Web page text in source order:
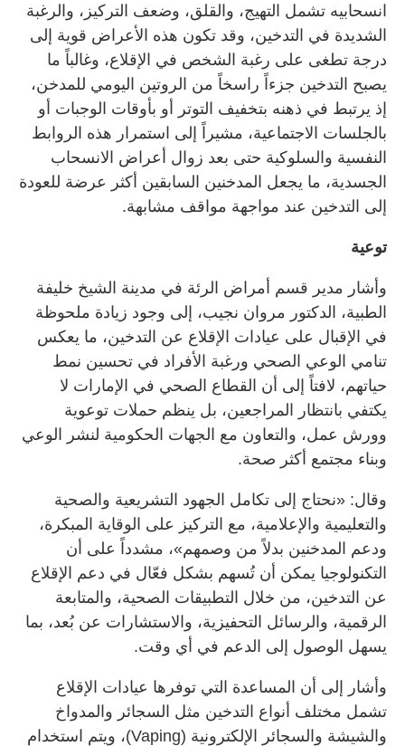
انسحابيه تشمل التهيج، والقلق، وضعف التركيز، والرغبة
الشديدة في التدخين، وقد تكون هذه الأعراض قوية إلى
درجة تطغى على رغبة الشخص في الإقلاع، وغالباً ما
يصبح التدخين جزءاً راسخاً من الروتين اليومي للمدخن،
إذ يرتبط في ذهنه بتخفيف التوتر أو بأوقات الوجبات أو
بالجلسات الاجتماعية، مشيراً إلى استمرار هذه الروابط
النفسية والسلوكية حتى بعد زوال أعراض الانسحاب
الجسدية، ما يجعل المدخنين السابقين أكثر عرضة للعودة
إلى التدخين عند مواجهة مواقف مشابهة.
توعية
وأشار مدير قسم أمراض الرئة في مدينة الشيخ خليفة
الطبية، الدكتور مروان نجيب، إلى وجود زيادة ملحوظة
في الإقبال على عيادات الإقلاع عن التدخين، ما يعكس
تنامي الوعي الصحي ورغبة الأفراد في تحسين نمط
حياتهم، لافتاً إلى أن القطاع الصحي في الإمارات لا
يكتفي بانتظار المراجعين، بل ينظم حملات توعوية
وورش عمل، والتعاون مع الجهات الحكومية لنشر الوعي
وبناء مجتمع أكثر صحة.
وقال: «نحتاج إلى تكامل الجهود التشريعية والصحية
والتعليمية والإعلامية، مع التركيز على الوقاية المبكرة،
ودعم المدخنين بدلاً من وصمهم»، مشدداً على أن
التكنولوجيا يمكن أن تُسهم بشكل فعّال في دعم الإقلاع
عن التدخين، من خلال التطبيقات الصحية، والمتابعة
الرقمية، والرسائل التحفيزية، والاستشارات عن بُعد، بما
يسهل الوصول إلى الدعم في أي وقت.
وأشار إلى أن المساعدة التي توفرها عيادات الإقلاع
تشمل مختلف أنواع التدخين مثل السجائر والمدواخ
والشيشة والسجائر الإلكترونية (Vaping)، ويتم استخدام